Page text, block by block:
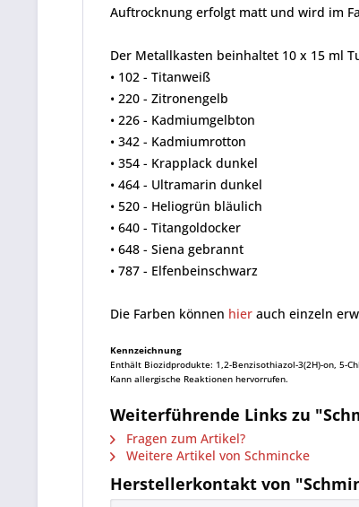
Auftrocknung erfolgt matt und wird im
Der Metallkasten beinhaltet 10 x 15 ml
• 102 - Titanweiß
• 220 - Zitronengelb
• 226 - Kadmiumgelbton
• 342 - Kadmiumrotton
• 354 - Krapplack dunkel
• 464 - Ultramarin dunkel
• 520 - Heliogrün bläulich
• 640 - Titangoldocker
• 648 - Siena gebrannt
• 787 - Elfenbeinschwarz
Die Farben können hier auch einzeln
Kennzeichnung
Enthält Biozidprodukte: 1,2-Benzisothiazol-3(2H)-on, 5-
Kann allergische Reaktionen hervorrufen.
Weiterführende Links zu
Fragen zum Artikel?
Weitere Artikel von Schmincke
Herstellerkontakt von